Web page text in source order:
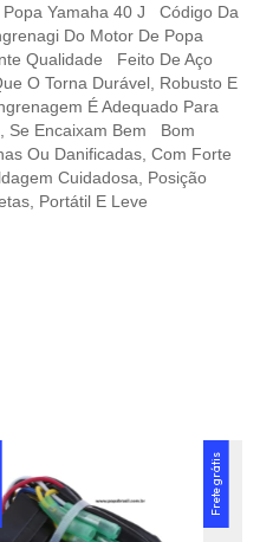
Yamaha 40 J Código Da
Do Motor De Popa
Qualidade Feito De Aço
O Torna Durável, Robusto E
É Adequado Para
Se Encaixam Bem Bom
Ou Danificadas, Com Forte
Cuidadosa, Posição
Portátil E Leve
Frete grátis